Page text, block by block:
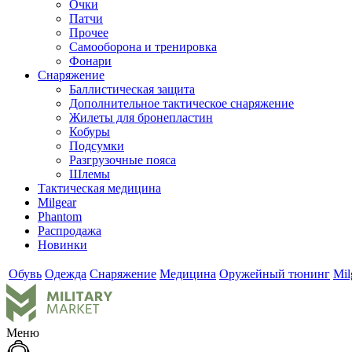
Очки
Патчи
Прочее
Самооборона и тренировка
Фонари
Снаряжение
Баллистическая защита
Дополнительное тактическое снаряжение
Жилеты для бронепластин
Кобуры
Подсумки
Разгрузочные пояса
Шлемы
Тактическая медицина
Milgear
Phantom
Распродажа
Новинки
Обувь Одежда Снаряжение Медицина Оружейный тюнинг
Меню